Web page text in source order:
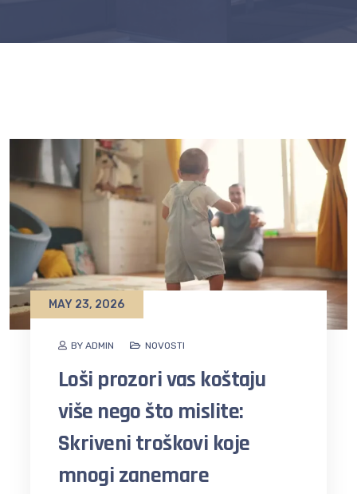
BY ADMIN
MAY 23, 2026
NOVOSTI
Loši prozori vas koštaju
više nego što mislite:
Skriveni troškovi koje
mnogi zanemare